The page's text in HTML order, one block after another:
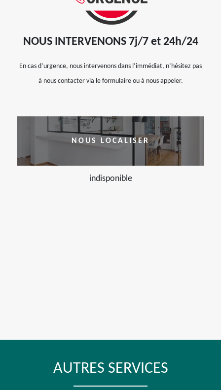
NOUS INTERVENONS 7j/7 et 24h/24
En cas d’urgence, nous intervenons dans l’immédiat, n’hésitez pas
à nous contacter via le formulaire ou à nous appeler.
NOUS LOCALISER
indisponible
AUTRES SERVICES